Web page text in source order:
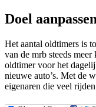
Doel
Het aantal oldtimers is
van de mrb steeds
oldtimer voor het
nieuwe auto’s. Met de
eigenaren die veel